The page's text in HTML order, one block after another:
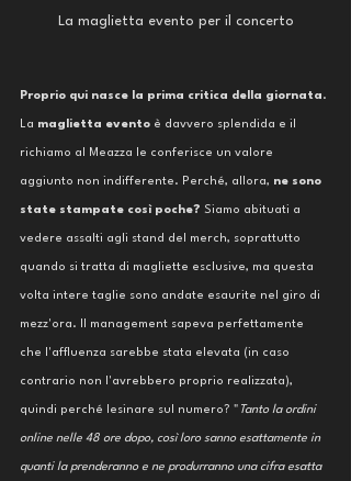
La maglietta evento per il concerto
Proprio qui nasce la prima critica della giornata.
La maglietta evento è davvero splendida e il
richiamo al Meazza le conferisce un valore
aggiunto non indifferente. Perché, allora, ne sono
state stampate così poche? Siamo abituati a
vedere assalti agli stand del merch, soprattutto
quando si tratta di magliette esclusive, ma questa
volta intere taglie sono andate esaurite nel giro di
mezz'ora. Il management sapeva perfettamente
che l'affluenza sarebbe stata elevata (in caso
contrario non l'avrebbero proprio realizzata),
quindi perché lesinare sul numero? " Tanto la ordini
online nelle 48 ore dopo, così loro sanno esattamente in
quanti la prenderanno e ne produrranno una cifra esatta